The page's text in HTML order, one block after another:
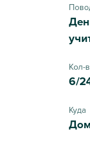
Кол-
6/
Куда